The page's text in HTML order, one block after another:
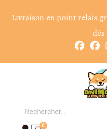
Livraison en point relais
dès
0